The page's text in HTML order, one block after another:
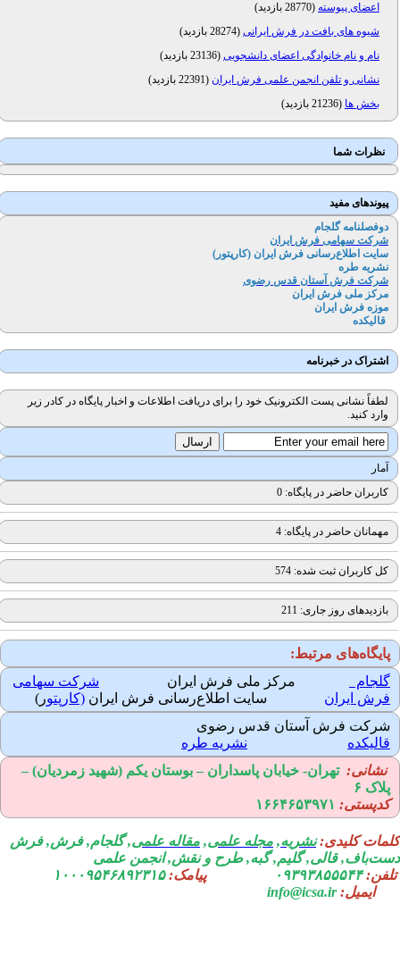
اعضای پیوسته(28770 بازدید
)
شیوه های بافت در فرش ایرانی( 28274 بازدید
)
نام و نام خانوادگی اعضای دانشجویی( 23136 بازدید
)
نشانی و تلفن انجمن علمی فرش ایران (22391 بازدید
)
بخش ها (21236 بازدید )
نظرات شما
پیوندهای مفید
دوفصلنامه گلجام
شرکت سهامی فرش ایران
سایت اطلاع‌رسانی فرش ایران (کارپتور)
نشریه طره
شرکت فرش آستان قدس رضوی
مرکز ملی فرش ایران
موزه فرش ایران
قالیکده
اشتراک در خبرنامه
لطفاً نشانی پست الکترونیک خود را برای دریافت اطلاعات و اخبار پایگاه در کادر زیر
وارد کنید.
آمار
کاربران حاضر در پایگاه: 0
مهمانان حاضر در پایگاه: 4
کل کاربران ثبت شده: 574
بازدیدهای روز جاری: 211
پایگاه‌های مرتبط:
گلجام
مرکز ملی فرش ایران
شرکت سهامی
فرش ایران سایت اطلاع‌رسانی فرش ایران(کارپتور)
شرکت فرش آستان قدس رضوی
قالیکده
نشریه طره
نشانی: تهران-خیابان پاسداران – بوستان یکم (شهید زمردیان) –
پلاک ۶
کدپستی:۱۶۶۴۶۵۳۹۷۱
کلیدی: نشریه,مجله علمی,مقاله علمی, گلجام, فرش, فرش
قالی, گلیم, گبه, طرح و نقش, انجمن علمی
۰۹۳۹۳۸۵۵۵۴۴ پیامک:
۱۰۰۰۹۵۴۶۸۹۲۳۱۵
ایمیل:info@icsa.ir